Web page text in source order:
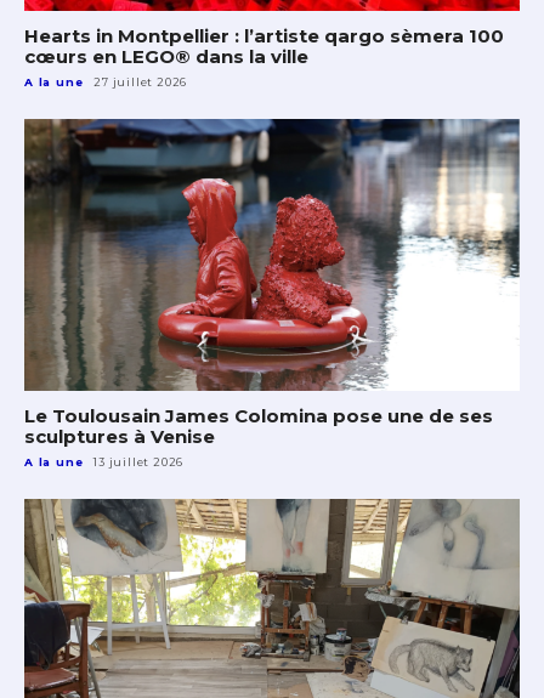
Hearts in Montpellier : l’artiste qargo sèmera 100
cœurs en LEGO® dans la ville
A la une 27 juillet 2026
Le Toulousain James Colomina pose une de ses
sculptures à Venise
A la une 13 juillet 2026